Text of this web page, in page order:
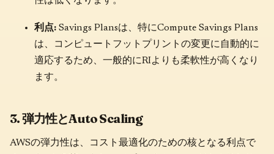
利点: Savings Plansは、特にCompute Savings Plans
は、コンピュートフットプリントの変更に自動的に
適応するため、一般的にRIよりも柔軟性が高くなり
ます。
3. 弾力性とAuto Scaling
AWSの弾力性は、コスト最適化のための核となる利点で